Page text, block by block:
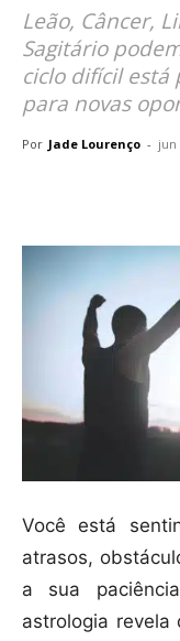
Leão, Câncer,
Sagitário
ciclo difícil
para novas
Por Jade Lourenço - jun
Você está
atrasos,
a sua
astrologia revela